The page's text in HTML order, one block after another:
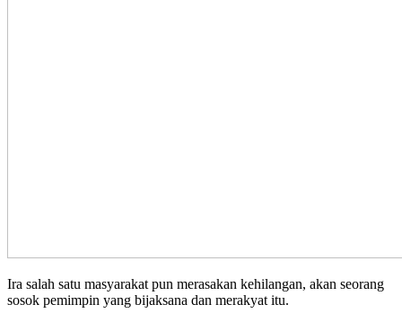
Ira salah satu masyarakat pun merasakan kehilangan, akan seorang
sosok pemimpin yang bijaksana dan merakyat itu.